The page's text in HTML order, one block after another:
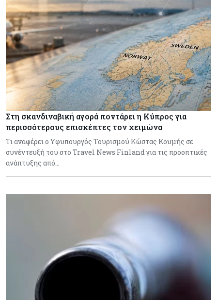
Στη σκανδιναβική αγορά ποντάρει η Κύπρος για
περισσότερους επισκέπτες τον χειμώνα
Τι αναφέρει ο Υφυπουργός Τουρισμού Κώστας Κουμής σε
συνέντευξή του στο Travel News Finland για τις προοπτικές
ανάπτυξης από…